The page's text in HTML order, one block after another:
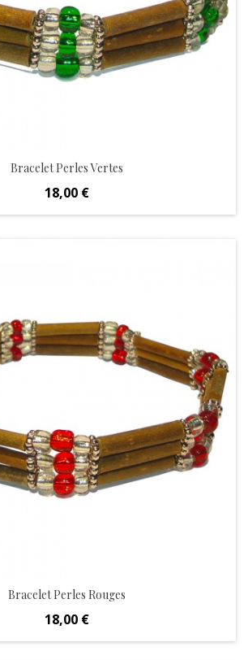
Bracelet Perles Vertes
Prix
18,00 €
Bracelet Perles Rouges
Prix
18,00 €